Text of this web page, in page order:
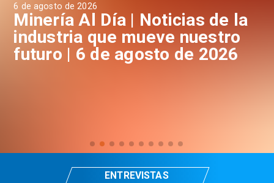
6 de agosto de 2026
Minería Al Día | Noticias de la
industria que mueve nuestro
futuro | 6 de agosto de 2026
ENTREVISTAS